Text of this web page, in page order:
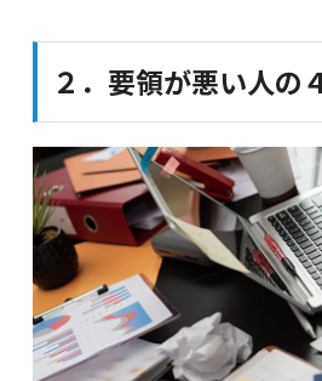
２．要領が悪い人の